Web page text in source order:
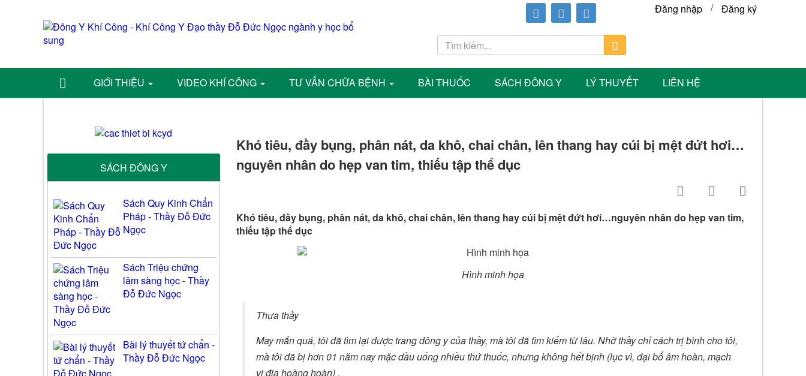
Đăng nhập / Đăng ký
GIỚI THIỆU VIDEO KHÍ CÔNG TƯ VẤN CHỮA BỆNH BÀI THUỐC SÁCH ĐÔNG Y LÝ THUYẾT LIÊN HỆ
Khó tiêu, đầy bụng, phân nát, da khô, chai chân, lên thang hay cúi bị mệt đứt hơi…
nguyên nhân do hẹp van tim, thiếu tập thể dục
Khó tiêu, đầy bụng, phân nát, da khô, chai chân, lên thang hay cúi bị mệt đứt hơi…nguyên nhân do hẹp van tim,
thiếu tập thể dục
Hình minh họa
Thưa thầy
May mắn quá, tôi đã tìm lại được trang đông y của thầy, mà tôi đã tìm kiếm từ lâu. Nhờ thầy chỉ cách trị bình cho tôi,
mà tôi đã bị hơn 01 năm nay mặc dầu uống nhiều thứ thuốc, nhưng không hết bịnh (lục vì, đại bổ âm hoàn, mạch
vi địa hoàng hoàn) .
SÁCH ĐÔNG Y
Sách Quy Kinh Chẩn
Pháp - Thầy Đỗ Đức
Ngọc
Sách Triệu chứng
lâm sàng học - Thầy
Đỗ Đức Ngọc
Bài lý thuyết tứ chẩn -
Thầy Đỗ Đức Ngọc